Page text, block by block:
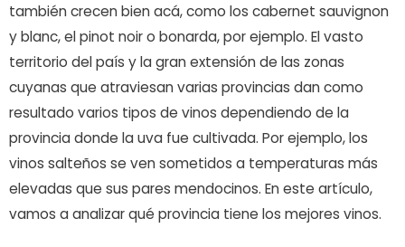
también crecen bien acá, como los cabernet sauvignon
y blanc, el pinot noir o bonarda, por ejemplo. El vasto
territorio del país y la gran extensión de las zonas
cuyanas que atraviesan varias provincias dan como
resultado varios tipos de vinos dependiendo de la
provincia donde la uva fue cultivada. Por ejemplo, los
vinos salteños se ven sometidos a temperaturas más
elevadas que sus pares mendocinos. En este artículo,
vamos a analizar qué provincia tiene los mejores vinos.